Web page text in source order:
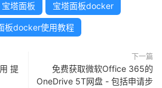
宝塔面板 宝塔面板docker
板docker使用教程
提
下一篇
免费获取微软Office 365的
OneDrive 5T网盘 - 包括申请步